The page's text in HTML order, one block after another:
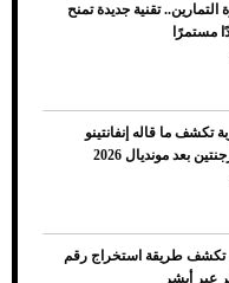
المناسب للقميص
التمارين.. تقنية جديدة تمنح
مستمرًا
تكشف ما قاله إنفانتينو
بعد مونديال 2026
تكشف طريقة استخراج رقم
عبر أبشر